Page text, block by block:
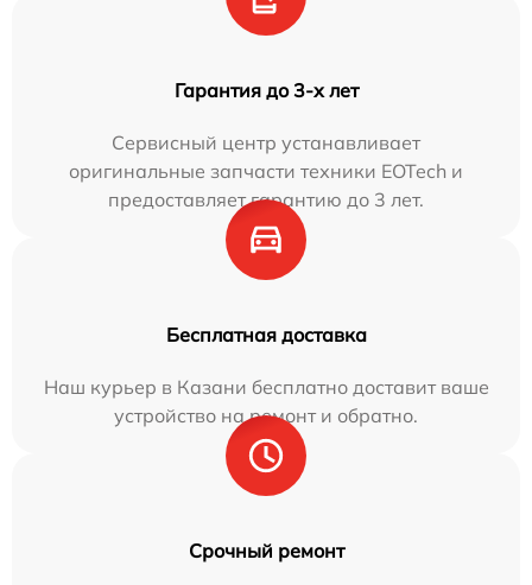
Гарантия до 3-х лет
Сервисный центр устанавливает
оригинальные запчасти техники EOTech и
предоставляет гарантию до 3 лет.
Бесплатная доставка
Наш курьер в Казани бесплатно доставит ваше
устройство на ремонт и обратно.
Срочный ремонт